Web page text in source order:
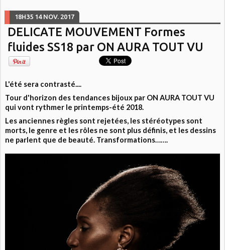
18H35 14 NOV. 2017
DELICATE MOUVEMENT Formes
fluides SS18 par ON AURA TOUT VU
L'été sera contrasté....
Tour d'horizon des tendances bijoux par ON AURA TOUT VU
qui vont rythmer le printemps-été 2018.
Les anciennes règles sont rejetées, les stéréotypes sont
morts, le genre et les rôles ne sont plus définis, et les dessins
ne parlent que de beauté. Transformations…….